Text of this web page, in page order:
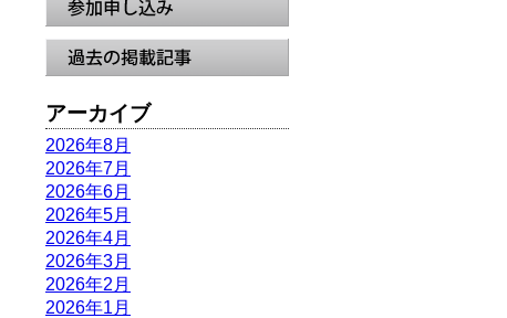
アーカイブ
2026年8月
2026年7月
2026年6月
2026年5月
2026年4月
2026年3月
2026年2月
2026年1月